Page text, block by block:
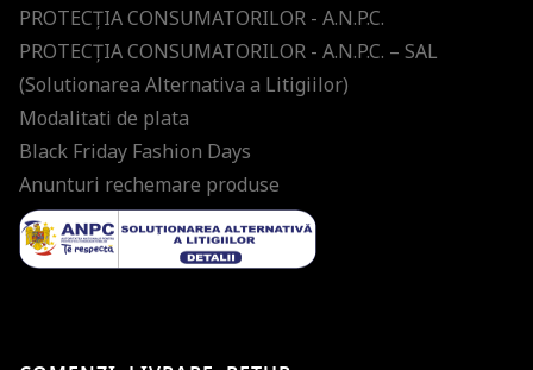
PROTECŢIA CONSUMATORILOR - A.N.P.C.
PROTECŢIA CONSUMATORILOR - A.N.P.C. – SAL
(Solutionarea Alternativa a Litigiilor)
Modalitati de plata
Black Friday Fashion Days
Anunturi rechemare produse